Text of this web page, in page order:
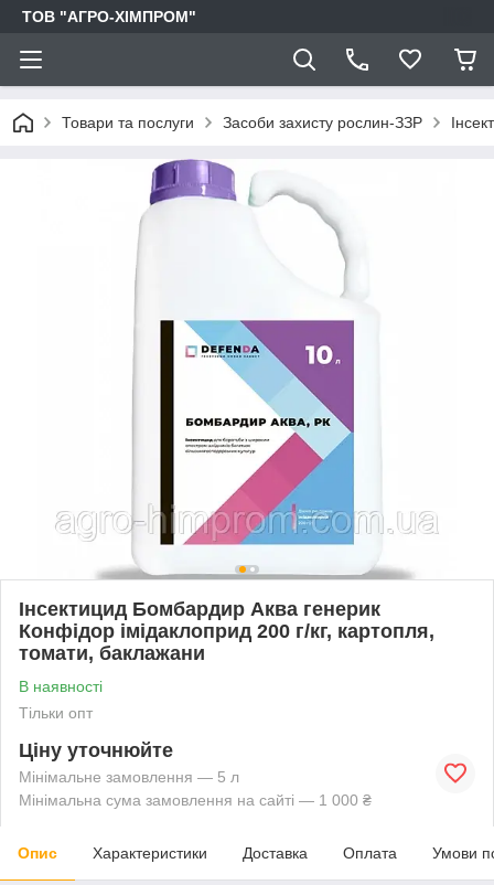
ТОВ "АГРО-ХІМПРОМ"
Товари та послуги Засоби захисту рослин-ЗЗР
Інсектицид Бомбардир Аква генерик
Конфідор імідаклоприд 200 г/кг, картопля,
томати, баклажани
В наявності
Тільки опт
Ціну уточнюйте
Мінімальне замовлення — 5 л
Мінімальна сума замовлення на сайті — 1 000 ₴
Опис Характеристики Доставка Оплата Умови